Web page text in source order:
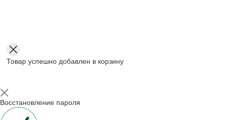
Товар успешно добавлен в корзину
Восстановление пароля